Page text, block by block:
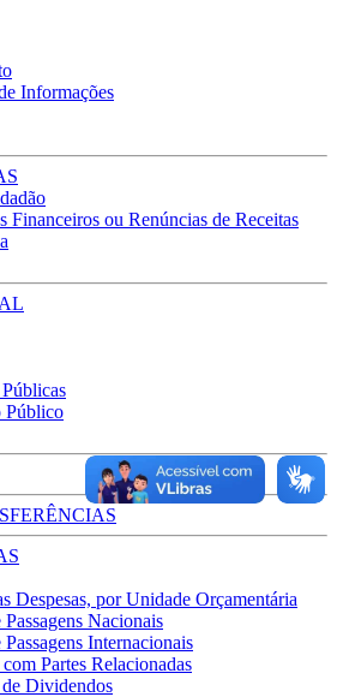
Informações
Financeiros ou Renúncias de Receitas
Público
Despesas, por Unidade Orçamentária
Nacionais
Internacionais
Partes Relacionadas
Dividendos